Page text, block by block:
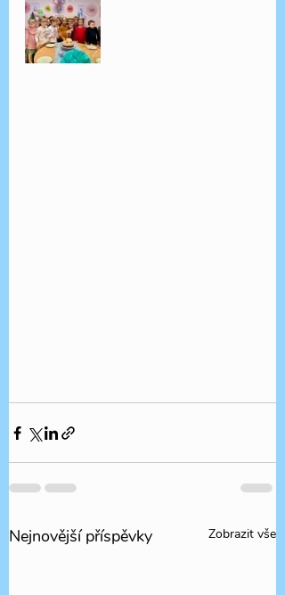
Nejnovější příspěvky Zobrazit vše